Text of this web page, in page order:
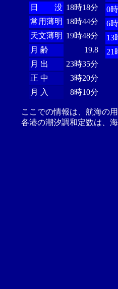
日 没 18時18分
常用薄明 18時44分
天文薄明 19時48分
月 齢
19.8
月 出
23時35分
正 中
3時20分
月 入
8時10分
0
6
13
21
ここでの情報は、航海の
各港の潮汐調和定数は、